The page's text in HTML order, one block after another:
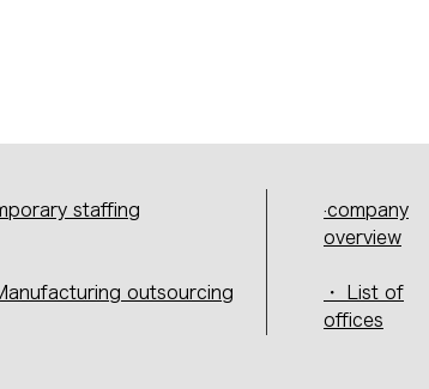
staffing
outsourcing
·company
overview
・ List of
offices